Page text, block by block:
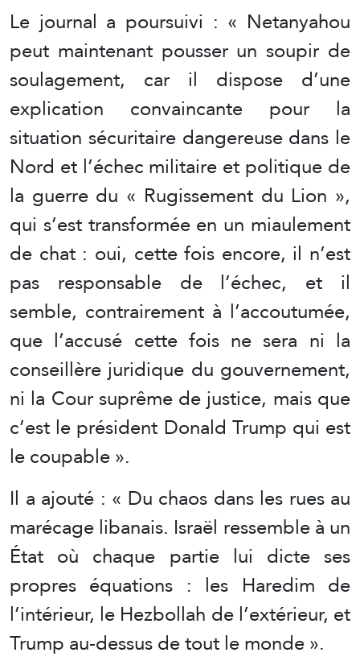
Le journal a poursuivi : « Netanyahou
peut maintenant pousser un soupir de
soulagement, car il dispose d’une
explication convaincante pour la
situation sécuritaire dangereuse dans le
Nord et l’échec militaire et politique de
la guerre du « Rugissement du Lion »,
qui s’est transformée en un miaulement
de chat : oui, cette fois encore, il n’est
pas responsable de l’échec, et il
semble, contrairement à l’accoutumée,
que l’accusé cette fois ne sera ni la
conseillère juridique du gouvernement,
ni la Cour suprême de justice, mais que
c’est le président Donald Trump qui est
le coupable ».
Il a ajouté : « Du chaos dans les rues au
marécage libanais. Israël ressemble à un
État où chaque partie lui dicte ses
propres équations : les Haredim de
l’intérieur, le Hezbollah de l’extérieur, et
Trump au-dessus de tout le monde ».